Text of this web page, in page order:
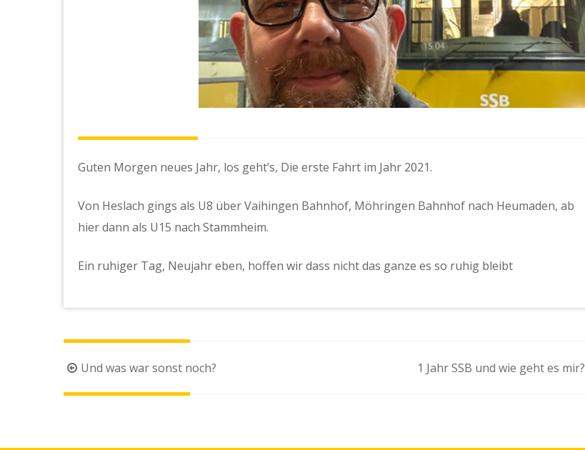
Guten Morgen neues Jahr, los geht’s, Die erste Fahrt im Jahr 2021.
Von Heslach gings als U8 über Vaihingen Bahnhof, Möhringen Bahnhof nach Heumaden, ab
hier dann als U15 nach Stammheim.
Ein ruhiger Tag, Neujahr eben, hoffen wir dass nicht das ganze es so ruhig bleibt
Beitragsnavigation
Und was war sonst noch? 1 Jahr SSB und wie geht es mir?